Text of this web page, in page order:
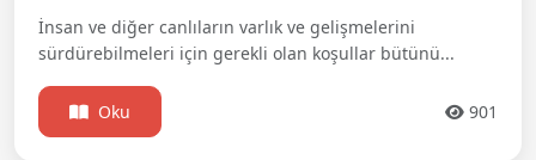
İnsan ve diğer canlıların varlık ve gelişmelerini
sürdürebilmeleri için gerekli olan koşullar bütünü...
Oku 901